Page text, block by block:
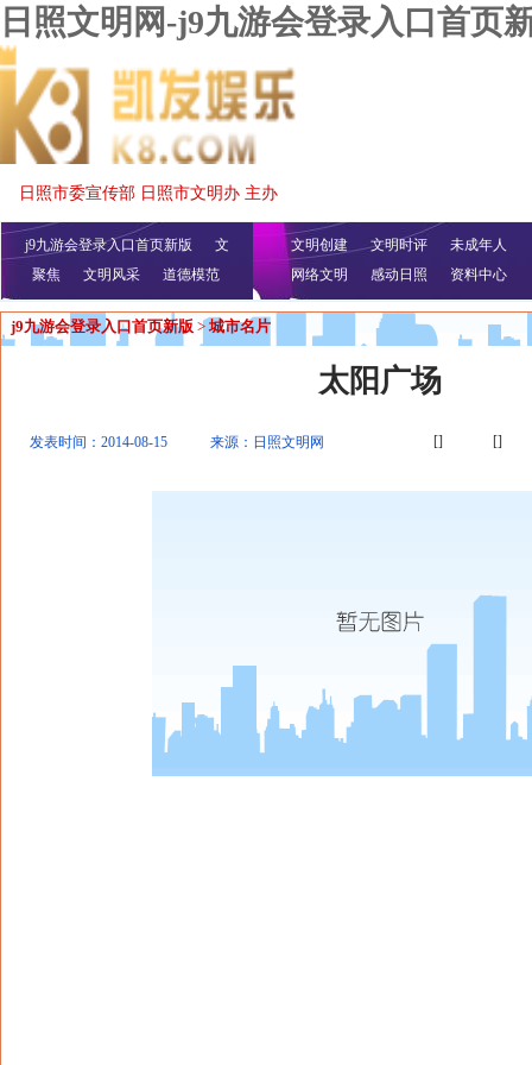
日照文明网-j9九游会登录入口首页
日照市委宣传部 日照市文明办 主办
j9九游会登录入口首页新版
文
明播报
公益视频
聚焦 文明风采 道德模范
文明创建 文明时评
未成年人
网络文明
感动日照 资料中心
j9九游会登录入口首页新版 > 城市名片
太阳广场
发表时间：2014-08-15 来源：日照文明网 [] []